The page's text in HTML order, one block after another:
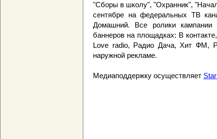
"Сборы в школу", "Охранник",
сентябре на федеральных ТВ
Домашний. Все ролики кампании
баннеров на площадках: В
Love radio, Радио Дача, Хит ФМ,
наружной рекламе.
Медиаподдержку осуществляет